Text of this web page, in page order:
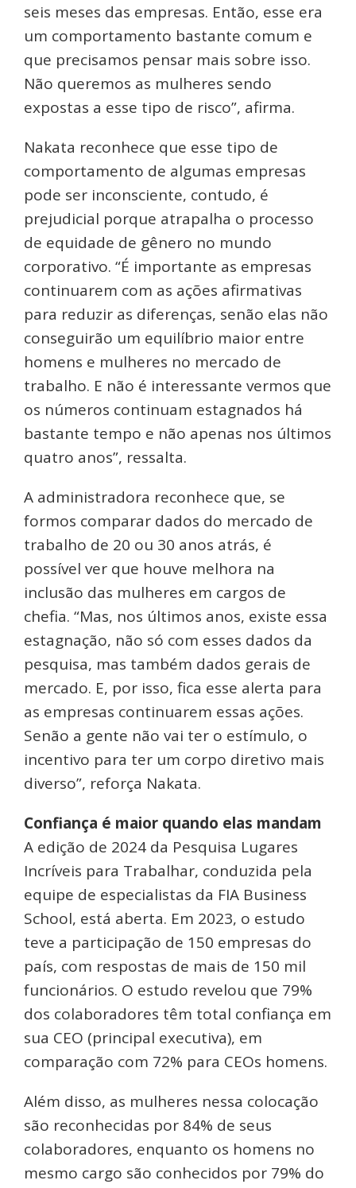
seis meses das empresas. Então, esse era
um comportamento bastante comum e
que precisamos pensar mais sobre isso.
Não queremos as mulheres sendo
expostas a esse tipo de risco”, afirma.
Nakata reconhece que esse tipo de
comportamento de algumas empresas
pode ser inconsciente, contudo, é
prejudicial porque atrapalha o processo
de equidade de gênero no mundo
corporativo. “É importante as empresas
continuarem com as ações afirmativas
para reduzir as diferenças, senão elas não
conseguirão um equilíbrio maior entre
homens e mulheres no mercado de
trabalho. E não é interessante vermos que
os números continuam estagnados há
bastante tempo e não apenas nos últimos
quatro anos”, ressalta.
A administradora reconhece que, se
formos comparar dados do mercado de
trabalho de 20 ou 30 anos atrás, é
possível ver que houve melhora na
inclusão das mulheres em cargos de
chefia. “Mas, nos últimos anos, existe essa
estagnação, não só com esses dados da
pesquisa, mas também dados gerais de
mercado. E, por isso, fica esse alerta para
as empresas continuarem essas ações.
Senão a gente não vai ter o estímulo, o
incentivo para ter um corpo diretivo mais
diverso”, reforça Nakata.
Confiança é maior quando elas mandam
A edição de 2024 da Pesquisa Lugares
Incríveis para Trabalhar, conduzida pela
equipe de especialistas da FIA Business
School, está aberta. Em 2023, o estudo
teve a participação de 150 empresas do
país, com respostas de mais de 150 mil
funcionários. O estudo revelou que 79%
dos colaboradores têm total confiança em
sua CEO (principal executiva), em
comparação com 72% para CEOs homens.
Além disso, as mulheres nessa colocação
são reconhecidas por 84% de seus
colaboradores, enquanto os homens no
mesmo cargo são conhecidos por 79% do